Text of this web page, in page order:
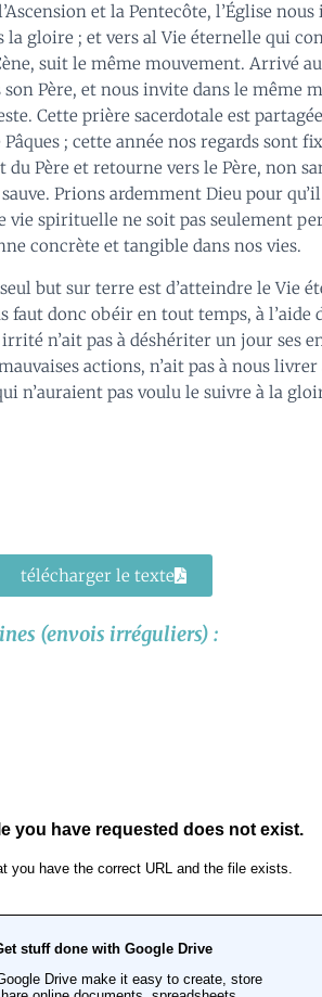
et la Pentecôte, l’Église
la gloire ; et vers al Vie éternelle qui
suit le même mouvement. Arrivé
Père, et nous invite dans le même
Cette prière sacerdotale est
; cette année nos regards sont
du Père et retourne vers le Père, non
Prions ardemment Dieu pour
vie spirituelle ne soit pas seulement
concrète et tangible dans nos vies.
but sur terre est d’atteindre le Vie
donc obéir en tout temps, à l’aide
n’ait pas à déshériter un jour ses
actions, n’ait pas à nous
n’auraient pas voulu le suivre à la
télécharger le texte
(envois irréguliers) :